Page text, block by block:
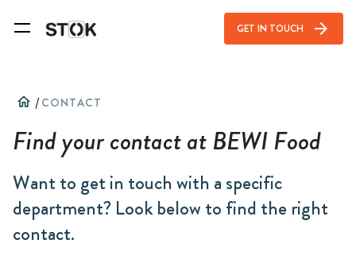
GET IN TOUCH arrow_forward
home /CONTACT
Find your contact at BEWI Food
Want to get in touch with a specific
department? Look below to find the right
contact.